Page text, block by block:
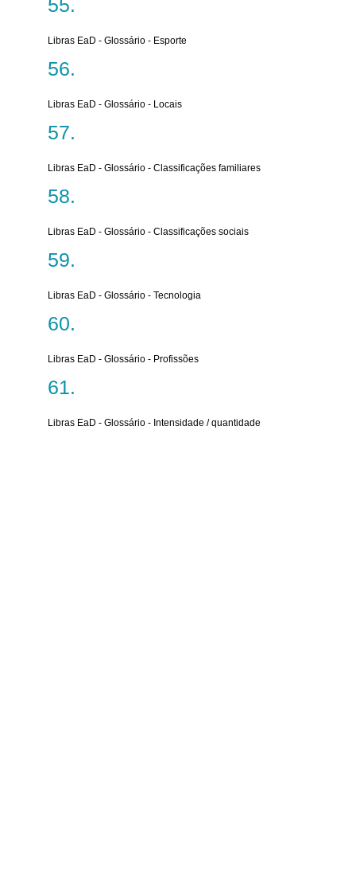
Libras EaD - Glossário - Esporte
Libras EaD - Glossário - Locais
Libras EaD - Glossário - Classificações familiares
Libras EaD - Glossário - Classificações sociais
Libras EaD - Glossário - Tecnologia
Libras EaD - Glossário - Profissões
Libras EaD - Glossário - Intensidade / quantidade